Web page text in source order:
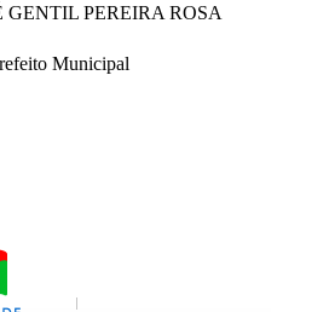
GENTIL PEREIRA ROSA
Municipal